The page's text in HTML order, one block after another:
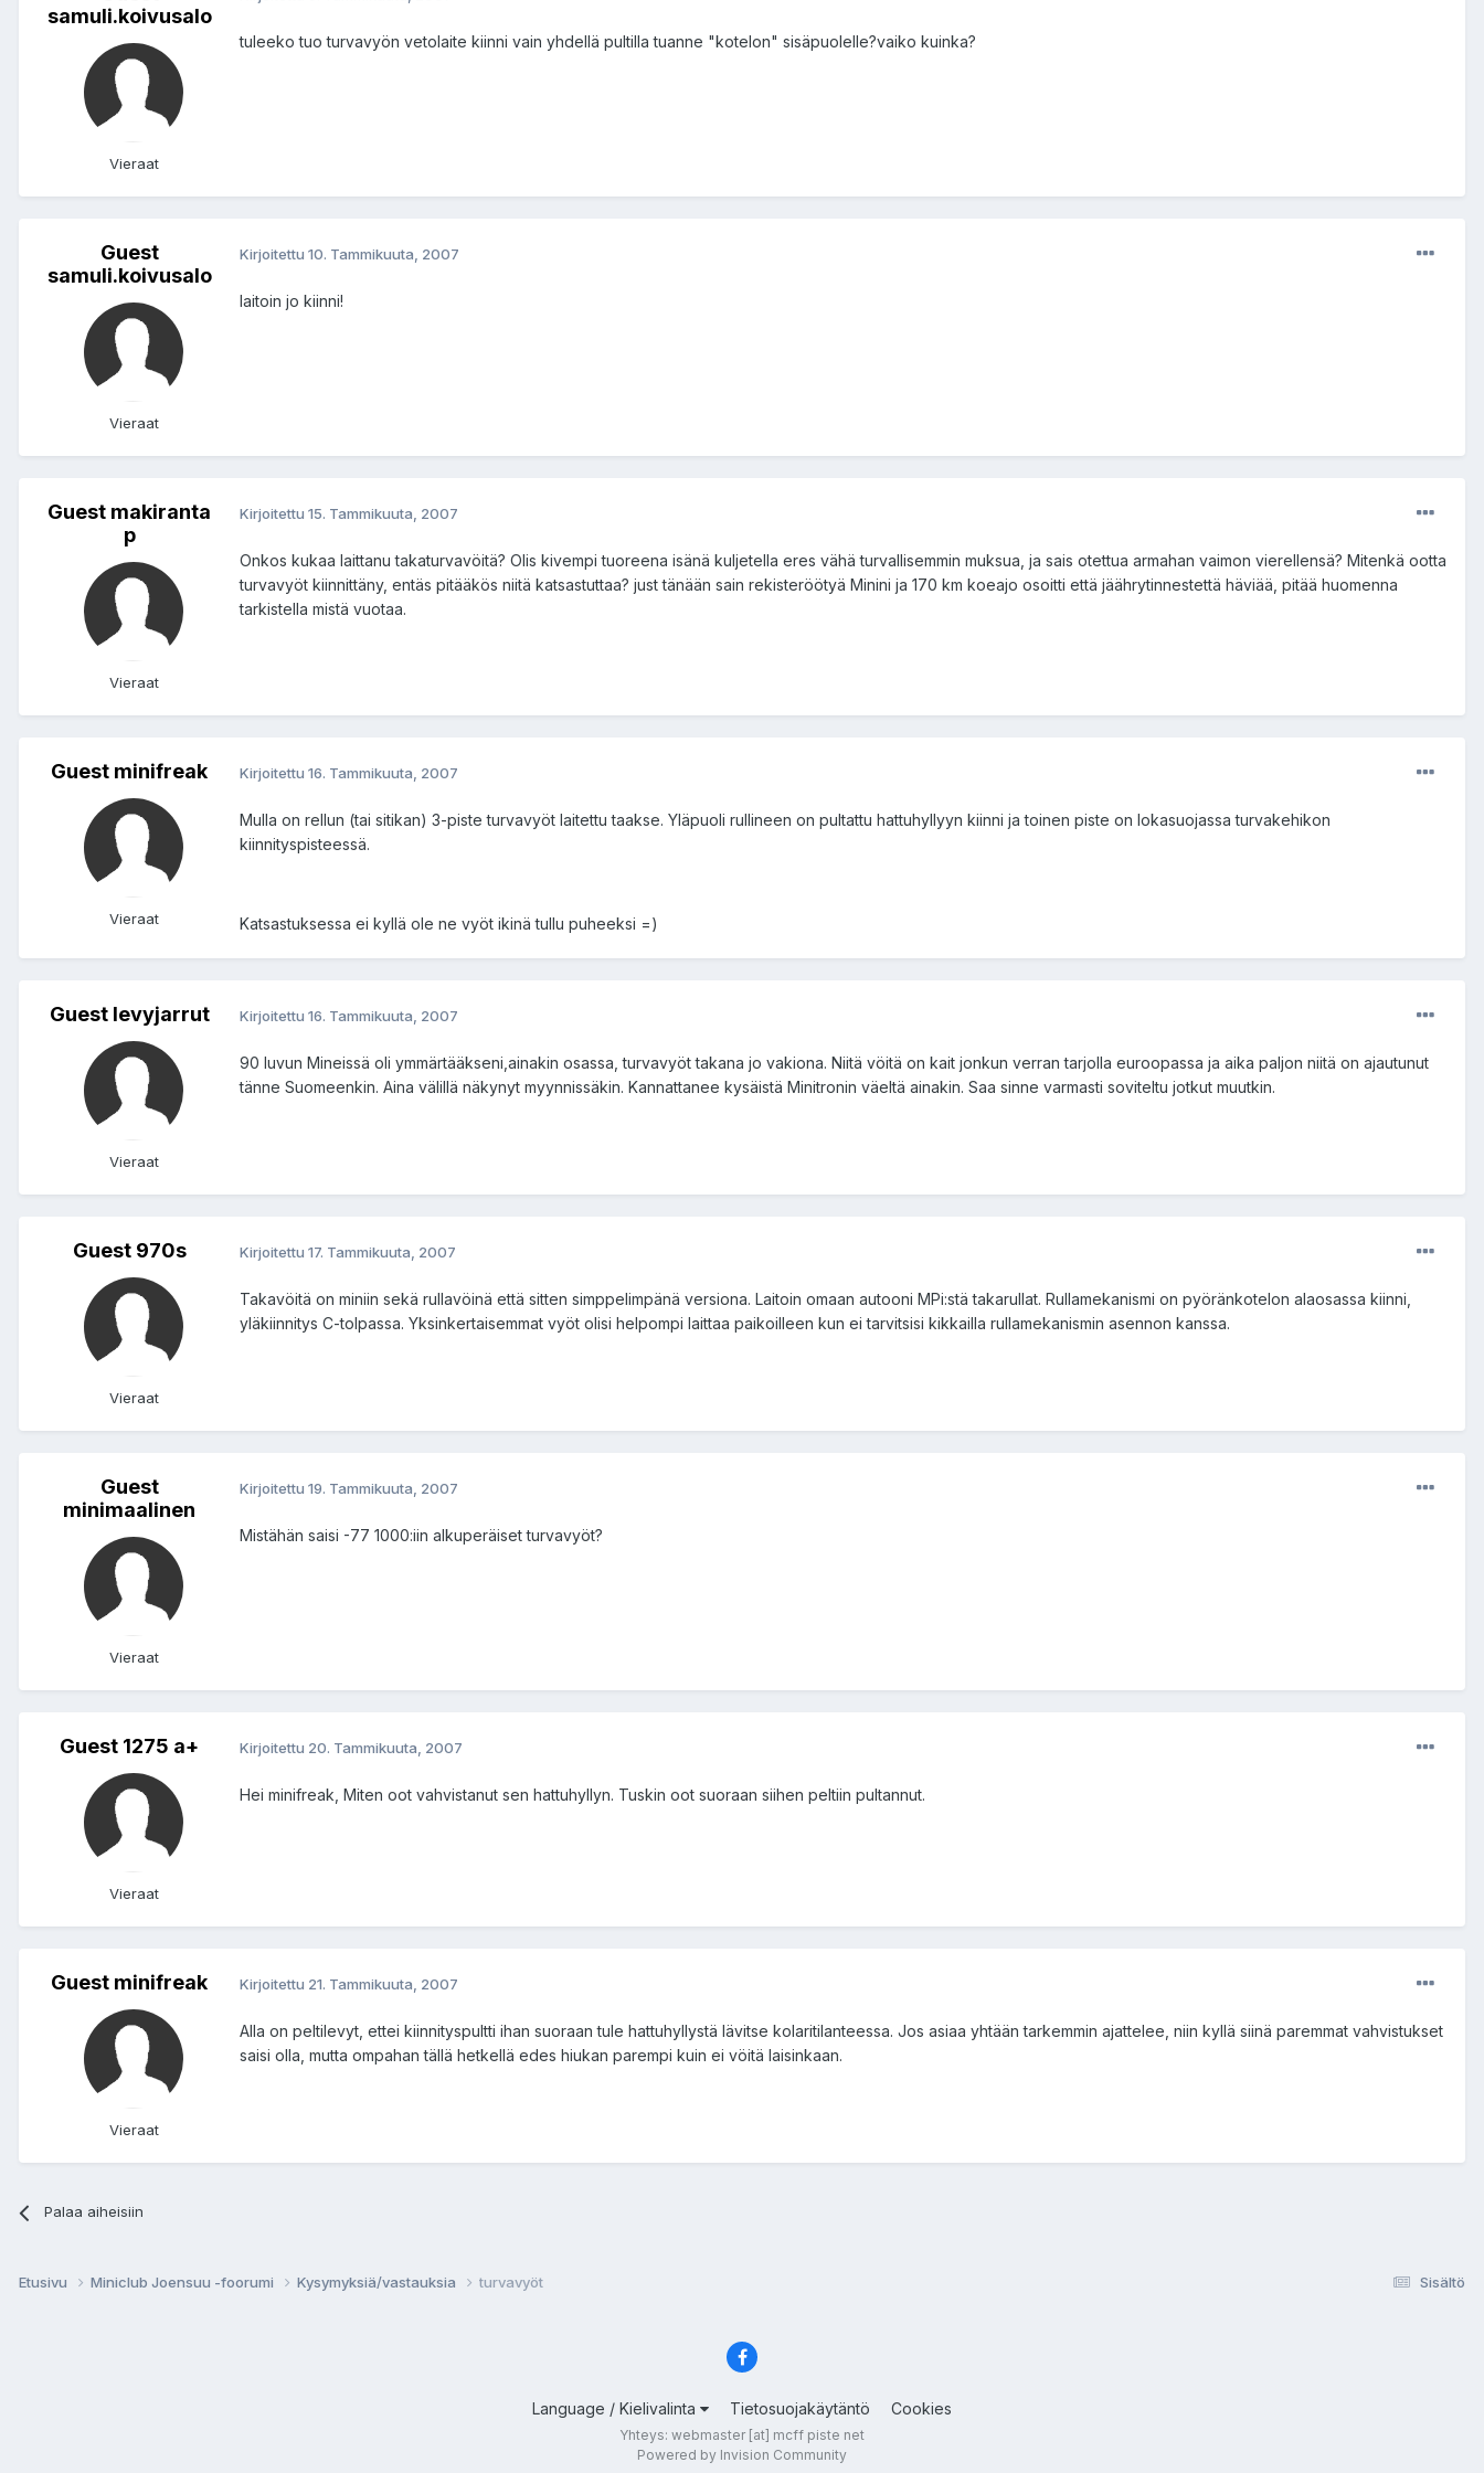
samuli.koivusalo
Vieraat
tuleeko tuo turvavyön vetolaite kiinni vain yhdellä pultilla tuanne "kotelon" sisäpuolelle?vaiko kuinka?
Guest
samuli.koivusalo
Vieraat
Kirjoitettu 10. Tammikuuta, 2007
laitoin jo kiinni!
Guest makiranta
p
Vieraat
Kirjoitettu 15. Tammikuuta, 2007
Onkos kukaa laittanu takaturvavöitä? Olis kivempi tuoreena isänä kuljetella eres vähä turvallisemmin muksua, ja sais otettua armahan vaimon vierellensä? Mitenkä ootta
turvavyöt kiinnittäny, entäs pitääkös niitä katsastuttaa? just tänään sain rekisteröötyä Minini ja 170 km koeajo osoitti että jäährytinnestettä häviää, pitää huomenna
tarkistella mistä vuotaa.
Guest minifreak
Vieraat
Kirjoitettu 16. Tammikuuta, 2007
Mulla on rellun (tai sitikan) 3-piste turvavyöt laitettu taakse. Yläpuoli rullineen on pultattu hattuhyllyyn kiinni ja toinen piste on lokasuojassa turvakehikon
kiinnityspisteessä.
Katsastuksessa ei kyllä ole ne vyöt ikinä tullu puheeksi =)
Guest levyjarrut
Vieraat
Kirjoitettu 16. Tammikuuta, 2007
90 luvun Mineissä oli ymmärtääkseni,ainakin osassa, turvavyöt takana jo vakiona. Niitä vöitä on kait jonkun verran tarjolla euroopassa ja aika paljon niitä on ajautunut
tänne Suomeenkin. Aina välillä näkynyt myynnissäkin. Kannattanee kysäistä Minitronin väeltä ainakin. Saa sinne varmasti soviteltu jotkut muutkin.
Guest 970s
Vieraat
Kirjoitettu 17. Tammikuuta, 2007
Takavöitä on miniin sekä rullavöinä että sitten simppelimpänä versiona. Laitoin omaan autooni MPi:stä takarullat. Rullamekanismi on pyöränkotelon alaosassa kiinni,
yläkiinnitys C-tolpassa. Yksinkertaisemmat vyöt olisi helpompi laittaa paikoilleen kun ei tarvitsisi kikkailla rullamekanismin asennon kanssa.
Guest
minimaalinen
Vieraat
Kirjoitettu 19. Tammikuuta, 2007
Mistähän saisi -77 1000:iin alkuperäiset turvavyöt?
Guest 1275 a+
Vieraat
Kirjoitettu 20. Tammikuuta, 2007
Hei minifreak, Miten oot vahvistanut sen hattuhyllyn. Tuskin oot suoraan siihen peltiin pultannut.
Guest minifreak
Vieraat
Kirjoitettu 21. Tammikuuta, 2007
Alla on peltilevyt, ettei kiinnityspultti ihan suoraan tule hattuhyllystä lävitse kolaritilanteessa. Jos asiaa yhtään tarkemmin ajattelee, niin kyllä siinä paremmat vahvistukset
saisi olla, mutta ompahan tällä hetkellä edes hiukan parempi kuin ei vöitä laisinkaan.
Palaa aiheisiin
Sisältö
Etusivu Miniclub Joensuu -foorumi Kysymyksiä/vastauksia turvavyöt
Language / Kielivalinta Tietosuojakäytäntö Cookies
Yhteys: webmaster [at] mcff piste net
Powered by Invision Community